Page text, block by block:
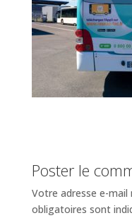
Poster le
Votre adresse e-mail
obligatoires sont